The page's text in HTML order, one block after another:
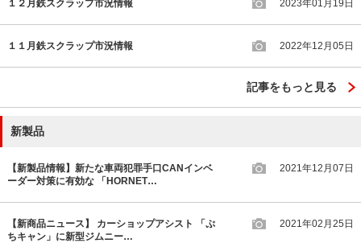
１２月鉄スクラップ市況情報 2023年01月19日
１１月鉄スクラップ市況情報 2022年12月05日
記事をもっと見る
新製品
【新製品情報】新たな車両犯罪手口CANインベ
ーダー対策に有効な 「HORNET…
2021年12月07日
【新商品ニュース】 カーショップアシスト 「ぷ
ちキャン」に新型ジムニー…
2021年02月25日